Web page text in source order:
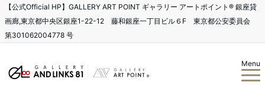
【公式Official HP】GALLERY ART POINT ギャラリー アートポイント®️ 銀座貸
画廊,東京都中央区銀座1-22-12 藤和銀座一丁目ビル６F 東京都公安委員会
第301062004778 号
Menu